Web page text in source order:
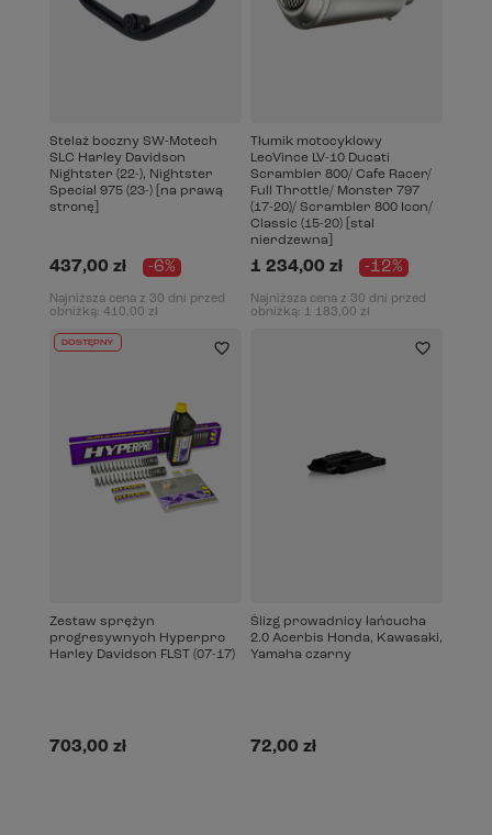
Stelaż boczny SW-Motech
SLC Harley Davidson
Nightster (22-), Nightster
Special 975 (23-) [na prawą
stronę]
437,00 zł -6%
Najniższa cena z 30 dni przed
obniżką: 410,00 zł
Tłumik motocyklowy
LeoVince LV-10 Ducati
Scrambler 800/ Cafe Racer/
Full Throttle/ Monster 797
(17-20)/ Scrambler 800 Icon/
Classic (15-20) [stal
nierdzewna]
1 234,00 zł -12%
Najniższa cena z 30 dni przed
obniżką: 1 183,00 zł
DOSTĘPNY
Zestaw sprężyn
progresywnych Hyperpro
Harley Davidson FLST (07-17)
703,00 zł
Ślizg prowadnicy łańcucha
2.0 Acerbis Honda, Kawasaki,
Yamaha czarny
72,00 zł